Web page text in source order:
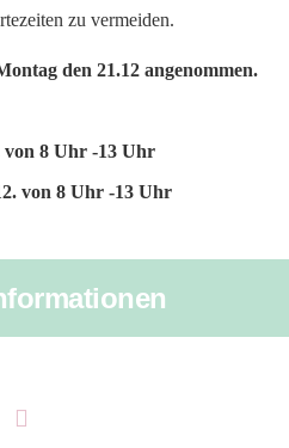
zu vermeiden.
den 21.12 angenommen.
von 8 Uhr -13 Uhr
von 8 Uhr -13 Uhr